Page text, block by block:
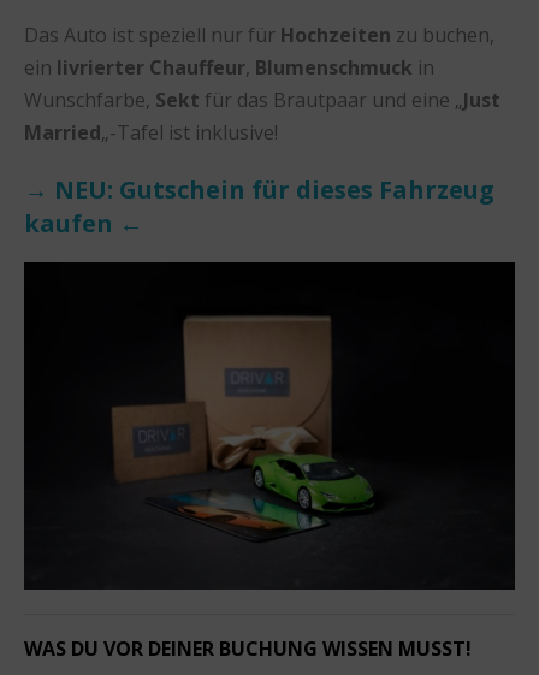
Das Auto ist speziell nur für Hochzeiten zu buchen,
ein livrierter Chauffeur, Blumenschmuck in
Wunschfarbe, Sekt für das Brautpaar und eine „Just
Married„-Tafel ist inklusive!
→ NEU: Gutschein für dieses Fahrzeug
kaufen ←
WAS DU VOR DEINER BUCHUNG WISSEN MUSST!